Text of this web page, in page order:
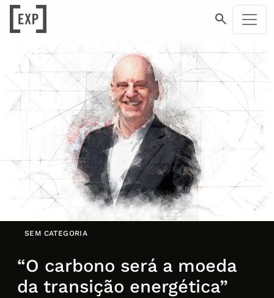
SEM CATEGORIA
“O carbono será a moeda
da transição energética”